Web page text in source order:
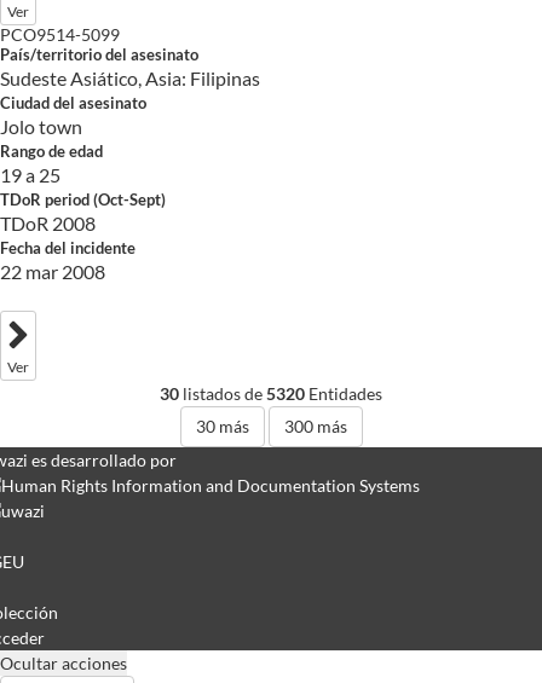
Ver
PCO9514-5099
País/territorio del asesinato
Sudeste Asiático, Asia: Filipinas
Ciudad del asesinato
Jolo town
Rango de edad
19 a 25
TDoR period (Oct-Sept)
TDoR 2008
Fecha del incidente
22 mar 2008
Ver
30 listados de5320 Entidades
30 más 300 más
es desarrollado por
Ocultar acciones